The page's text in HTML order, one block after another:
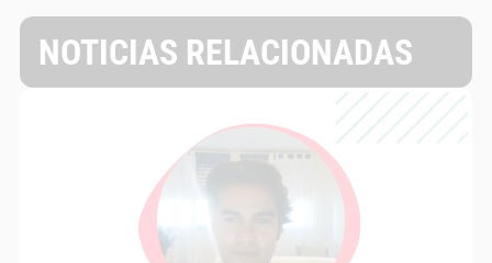
NOTICIAS RELACIONADAS